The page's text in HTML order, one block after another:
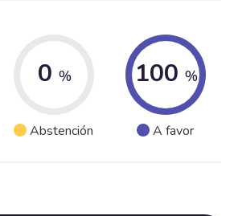
0 %
Abstención
100 %
A favor